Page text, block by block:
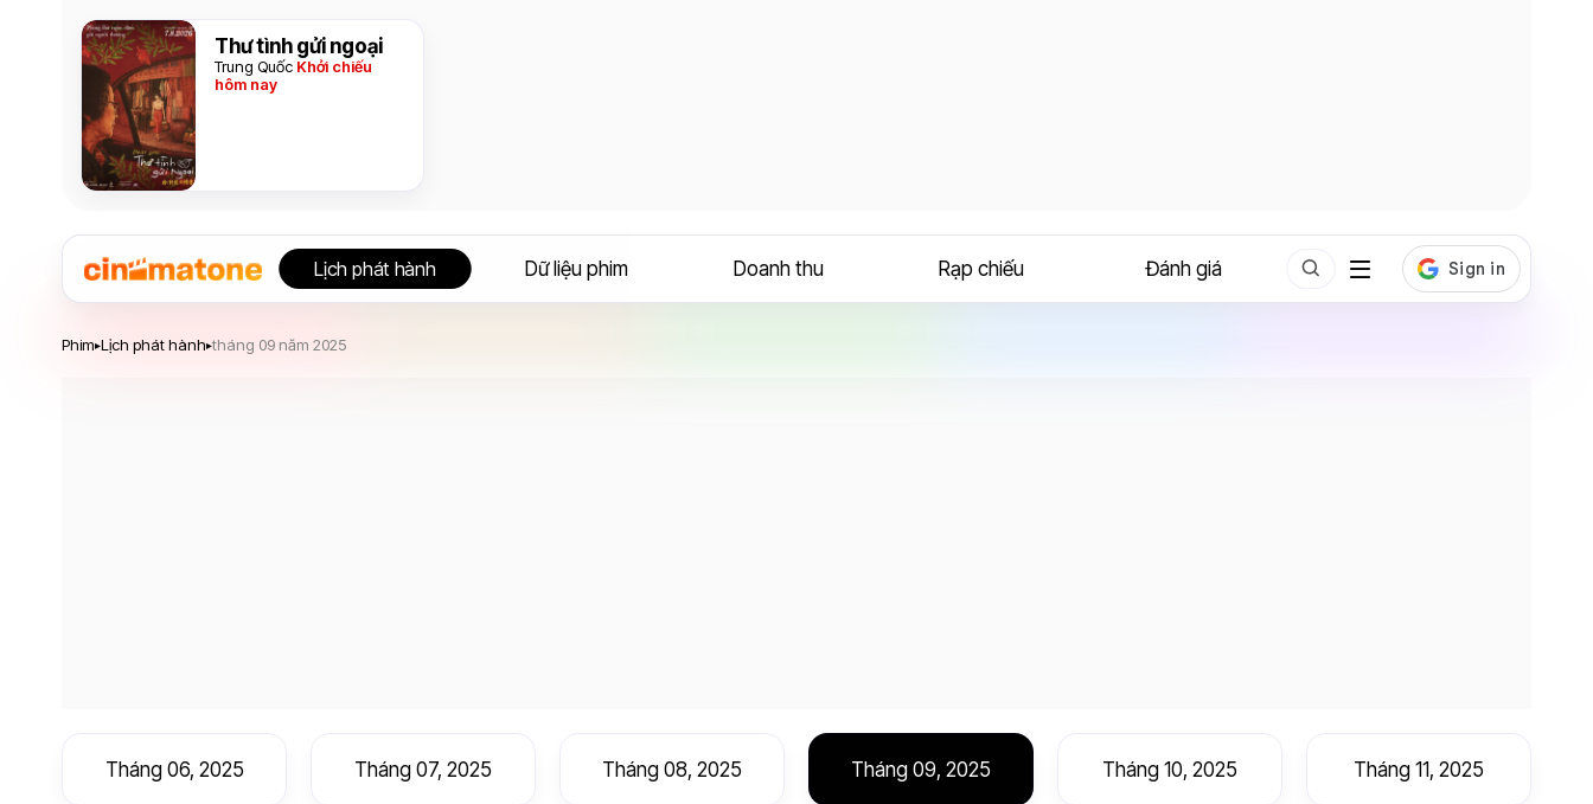
Thư tình gửi ngoại
Trung Quốc Khởi chiếu
hôm nay
Lịch phát hành Dữ liệu phim Doanh thu Rạp chiếu Đánh giá
Phim▸Lịch phát hành▸tháng 09 năm 2025
Tháng 06, 2025 Tháng 07, 2025 Tháng 08, 2025 Tháng 09, 2025 Tháng 10, 2025 Tháng 11, 2025